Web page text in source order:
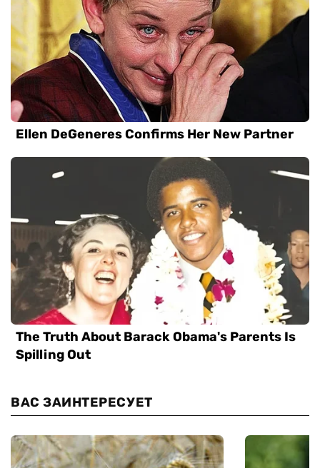
ВАС ЗАИНТЕРЕСУЕТ